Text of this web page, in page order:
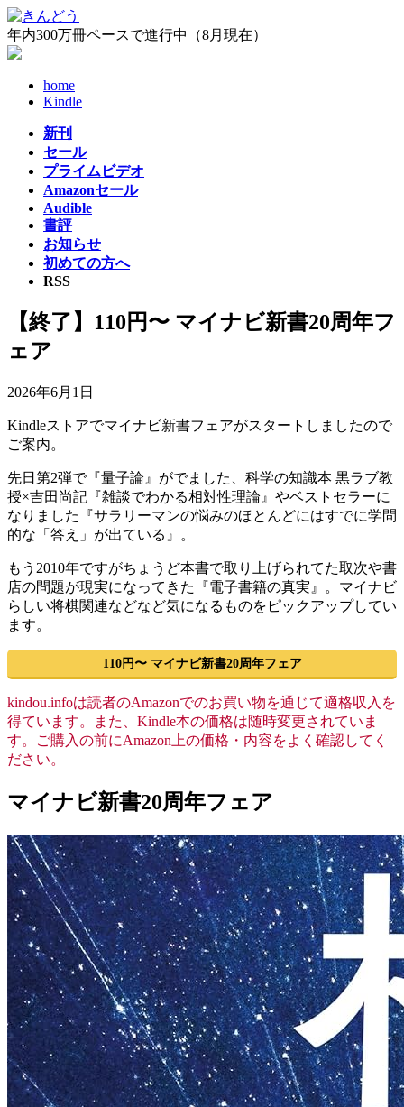
コ
ン
テ
ナ
ビ
ゲ
年内300万冊ペースで進行中（8月現在）
home
Kindle
新刊
セール
プライムビデオ
Amazonセール
Audible
書評
お知らせ
初めての方へ
RSS
【終了】110円〜 マイナビ新書20周年フ
ェア
2026年6月1日
Kindleストアでマイナビ新書フェアがスタートしましたので
ご案内。
先日第2弾で『量子論』がでました、科学の知識本 黒ラブ教
授×吉田尚記『雑談でわかる相対性理論』やベストセラーに
なりました『サラリーマンの悩みのほとんどにはすでに学問
的な「答え」が出ている』。
もう2010年ですがちょうど本書で取り上げられてた取次や書
店の問題が現実になってきた『電子書籍の真実』。マイナビ
らしい将棋関連などなど気になるものをピックアップしてい
ます。
110円〜 マイナビ新書20周年フェア
kindou.infoは読者のAmazonでのお買い物を通じて適格収入を
得ています。また、Kindle本の価格は随時変更されていま
す。ご購入の前にAmazon上の価格・内容をよく確認してく
ださい。
マイナビ新書20周年フェア